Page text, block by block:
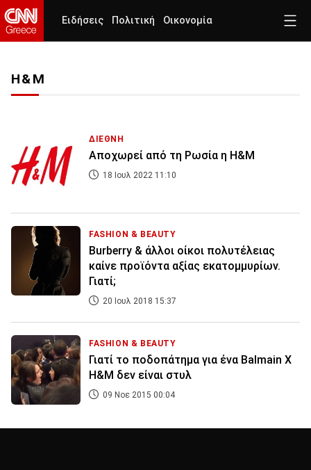
Ειδήσεις Πολιτική Οικονομία
H&M
ΔΙΕΘΝΗ
Αποχωρεί από τη Ρωσία η H&M
18 Ιουλ 2022 11:10
FASHION & BEAUTY
Βurberry & άλλοι οίκοι πολυτέλειας
καίνε προϊόντα αξίας εκατομμυρίων.
Γιατί;
20 Ιουλ 2018 15:37
FASHION & BEAUTY
Γιατί το ποδοπάτημα για ένα Balmain X
H&M δεν είναι στυλ
09 Νοε 2015 00:04